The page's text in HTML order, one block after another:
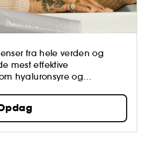
fra hele verden og
mest effektive
hyaluronsyre og
klinisk dokumenterede
at prioritere formler,
glutenfrie,
og genopfyldelig
touch som er